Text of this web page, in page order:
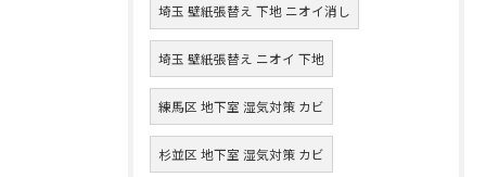
埼玉 壁紙張替え 下地 ニオイ消し
埼玉 壁紙張替え ニオイ 下地
練馬区 地下室 湿気対策 カビ
杉並区 地下室 湿気対策 カビ